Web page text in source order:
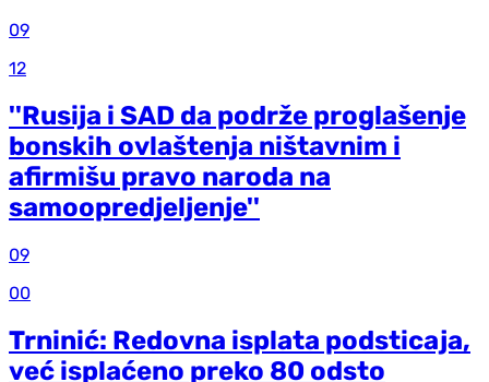
09
12
''Rusija i SAD da podrže proglašenje
bonskih ovlaštenja ništavnim i
afirmišu pravo naroda na
samoopredjeljenje''
09
00
Trninić: Redovna isplata podsticaja,
već isplaćeno preko 80 odsto